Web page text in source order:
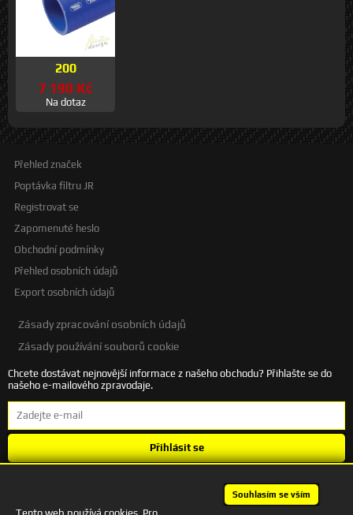
200
7 190 Kč
Na dotaz
Přehled značek
Poptávka filtru JR
Registrovat se
Zapomenuté heslo
Obchodní podmínky
Přehled osobních údajů
Export osobních údajů
Zásady zpracování osobních údajů
Zásady používání souborů cookie
Chcete dostávat nejnovější informace z našeho obchodu? Přihlašte se do
našeho e-mailového zpravodaje.
Přihlásit se
Souhlasím se vším